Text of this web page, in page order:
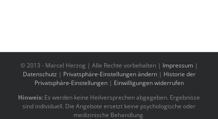
© 2013 - Marcel Herzog | Alle Rechte vorbehalten | Impressum |
Datenschutz | Privatsphäre-Einstellungen ändern| Historie der
Privatsphäre-Einstellungen| Einwilligungen widerrufen
Hinweis: Es werden keine Heilversprechen abgegeben. Ergebnisse
sind individuell. Die Angebote ersetzt keine psychologische oder
medizinische Behandlung.